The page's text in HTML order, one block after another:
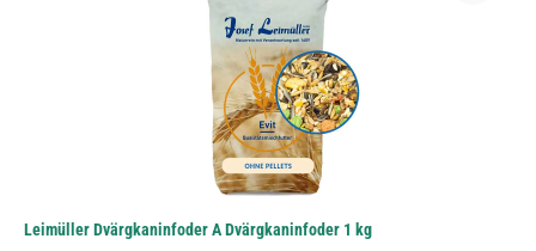
Leimüller Dvärgkaninfoder A Dvärgkaninfoder 1 kg